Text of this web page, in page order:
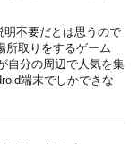
明不要だとは思うので
所取りをするゲーム
自分の周辺で人気を集
端末でしかできな